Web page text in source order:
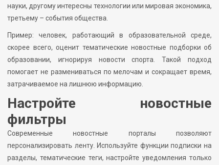
науки, другому интересны технологии или мировая экономика,
третьему – события общества.
Пример: человек, работающий в образовательной среде,
скорее всего, оценит тематические новостные подборки об
образовании, игнорируя новости спорта. Такой подход
помогает не размениваться по мелочам и сокращает время,
затрачиваемое на лишнюю информацию.
Настройте новостные
фильтры
Современные новостные порталы позволяют
персонализировать ленту. Используйте функции подписки на
разделы, тематические теги, настройте уведомления только